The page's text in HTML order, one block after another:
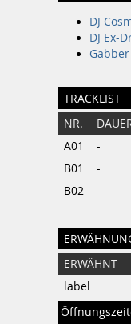
DJ
DJ Ex-
TRACKLIST
NR.
A01
-
B01
-
B02
-
ERWÄHNT
label